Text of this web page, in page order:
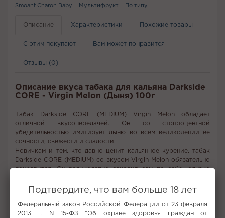
Smoant Charon Baby
Мультифрукт По типу
Описание Характеристики Похожие товары
С этим покупают Вам может понравится
Отзывы (0)
Описание вкуса табака для кальяна Darkside
CORE - Virgin Melon (Дыня) 100г
Табак Darkside CORE (MEDIUM) Virgin Melon обладает
отличной вкусопередачей. Он со стопроцентной
убедительностью имитирует дыню во всем великолепии ее
сочности, свежести и сладости.
Новичкам и тем, кто давно ценит кальянное курение, табак
Darkside CORE (MEDIUM) со вкусом Virgin Melon обязательно
понравится. Он великолепно заходит сам по себе, однако
лишь найти ему достойных компаньонов, чтобы он лучше вам
запомнился.
Табак для кальяна Darkside CORE (MEDIUM) Virgin Melon
обеспечит вам истинное наслаждение.
Подтвердите, что вам больше 18 лет
Федеральный закон Российской Федерации от 23 февраля
2013 г. N 15-ФЗ "Об охране здоровья граждан от